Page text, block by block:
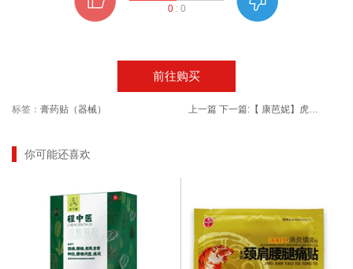
0: 0
前往购买
标签： 膏药贴（器械） 上一篇 下一篇: 【 康芭妮】虎年国潮口罩独立包装30只
你可能还喜欢